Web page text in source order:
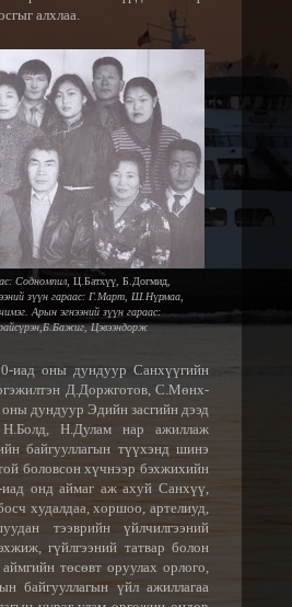
алхлаа.
Содномпил, Ц.Батхүү, Б.Догмид,
зүүн гараас: Г.Март, Ш.Нүрмаа,
Арын эгнээний зүүн гараас:
Цэвээндорж
иад оны дундуур Санхүүгийн
Д.Доржготов, С.Мөнх-
дундуур Эдийн засгийн дээд
Н.Дулам нар ажиллаж
байгууллагын түүхэнд шинэ
боловсон хүчнээр бэхжихийн
онд аймаг аж ахуй Санхүү,
худалдаа, хоршоо, артелиуд,
тээврийн үйлчилгээний
гүйлгээний татвар болон
төсөвт оруулах орлого,
байгууллагын үйл ажиллагаа